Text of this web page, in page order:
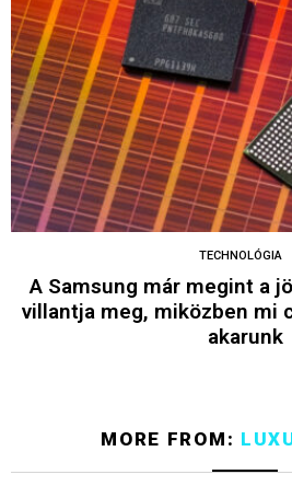
TECHNOLÓGIA
A Samsung már megint a
villantja meg, miközben mi
akarunk
MORE FROM: